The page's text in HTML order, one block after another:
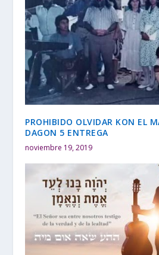
PROHIBIDO OLVIDAR KON EL
DAGON 5 ENTREGA
noviembre 19, 2019